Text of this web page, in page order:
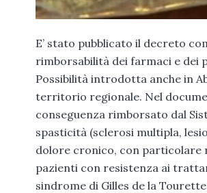
E’ stato pubblicato il decreto
rimborsabilità dei farmaci e dei
Possibilità introdotta anche in
territorio regionale. Nel
conseguenza rimborsato dal
spasticità (sclerosi multipla,
dolore cronico, con particolare
pazienti con resistenza ai
sindrome di Gilles de la